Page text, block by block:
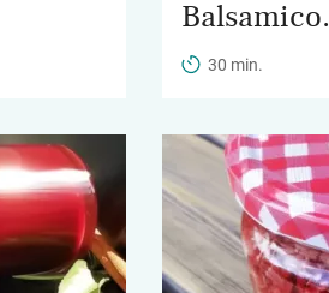
Balsamico.
30 min.